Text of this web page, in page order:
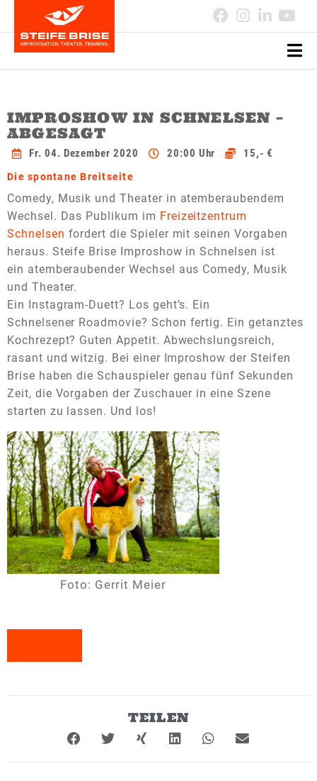
IMPROSHOW IN SCHNELSEN –
ABGESAGT
Fr. 04. Dezember 2020 20:00 Uhr 15,- €
Die spontane Breitseite
Comedy, Musik und Theater in atemberaubendem
Wechsel. Das Publikum im Freizeitzentrum
Schnelsen fordert die Spieler mit seinen Vorgaben
heraus. Steife Brise Improshow in Schnelsen ist
ein atemberaubender Wechsel aus Comedy, Musik
und Theater.
Ein Instagram-Duett? Los geht’s. Ein
Schnelsener Roadmovie? Schon fertig. Ein getanztes
Kochrezept? Guten Appetit. Abwechslungsreich,
rasant und witzig. Bei einer Improshow der Steifen
Brise haben die Schauspieler genau fünf Sekunden
Zeit, die Vorgaben der Zuschauer in eine Szene
starten zu lassen. Und los!
Foto: Gerrit Meier
TEILEN